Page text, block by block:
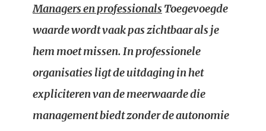
Managers en professionals Toegevoegde
waarde wordt vaak pas zichtbaar als je
hem moet missen. In professionele
organisaties ligt de uitdaging in het
expliciteren van de meerwaarde die
management biedt zonder de autonomie